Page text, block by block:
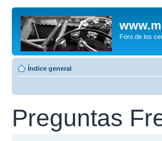
Foro de los
Índice general
Preguntas